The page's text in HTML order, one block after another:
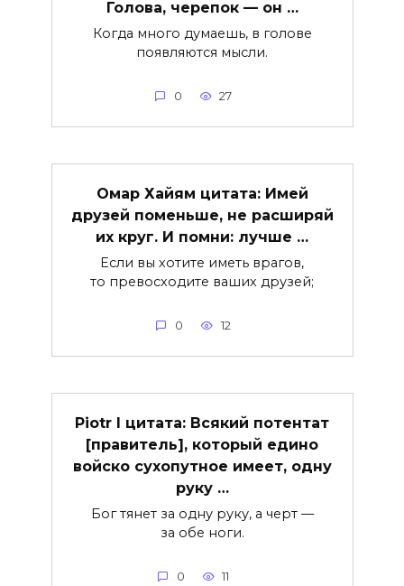
Голова, черепок — он …
Когда много думаешь, в голове
появляются мысли.
0 27
Омар Хайям цитата: Имей
друзей поменьше, не расширяй
их круг. И помни: лучше …
Если вы хотите иметь врагов,
то превосходите ваших друзей;
0 12
Piotr I цитата: Всякий потентат
[правитель], который едино
войско сухопутное имеет, одну
руку …
Бог тянет за одну руку, а черт —
за обе ноги.
0 11